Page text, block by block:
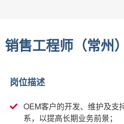
销售工程师（常州）
岗位描述
OEM客户的开发、维护及支
系，以提高长期业务前景；